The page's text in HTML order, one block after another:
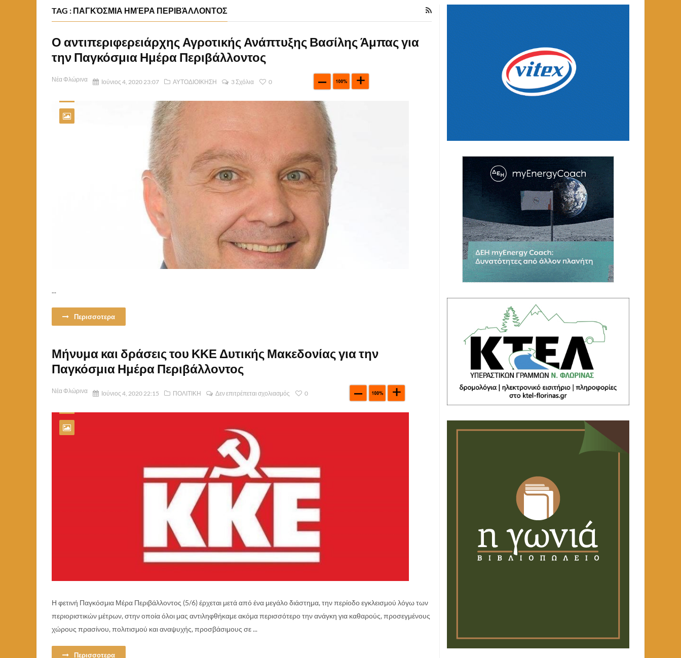
TAG : ΠΑΓΚΌΣΜΙΑ ΗΜΈΡΑ ΠΕΡΙΒΆΛΛΟΝΤΟΣ
Ο αντιπεριφερειάρχης Αγροτικής Ανάπτυξης Βασίλης Άμπας για
την Παγκόσμια Ημέρα Περιβάλλοντος
Νέα Φλώρινα Ιούνιος 4, 2020 23:07 ΑΥΤΟΔΙΟΙΚΗΣΗ 3 Σχόλια 0
...
Περισσοτερα
Μήνυμα και δράσεις του ΚΚΕ Δυτικής Μακεδονίας για την
Παγκόσμια Ημέρα Περιβάλλοντος
Νέα Φλώρινα Ιούνιος 4, 2020 22:15 ΠΟΛΙΤΙΚΗ Δεν επιτρέπεται σχολιασμός 0
Η φετινή Παγκόσμια Μέρα Περιβάλλοντος (5/6) έρχεται μετά από ένα μεγάλο διάστημα, την περίοδο εγκλεισμού λόγω των
περιοριστικών μέτρων, στην οποία όλοι μας αντιληφθήκαμε ακόμα περισσότερο την ανάγκη για καθαρούς, προσεγμένους
χώρους πρασίνου, πολιτισμού και αναψυχής, προσβάσιμους σε ...
Περισσοτερα